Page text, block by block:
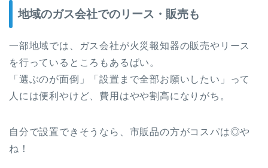
地域のガス会社でのリース・販売も
一部地域では、ガス会社が火災報知器の販売やリース
を行っているところもあるばい。
「選ぶのが面倒」「設置まで全部お願いしたい」って
人には便利やけど、費用はやや割高になりがち。
自分で設置できそうなら、市販品の方がコスパは◎や
ね！